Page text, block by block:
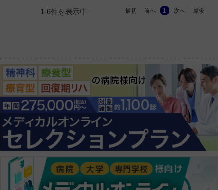
1-6件を表示中 最初 前へ 1 次へ 最後